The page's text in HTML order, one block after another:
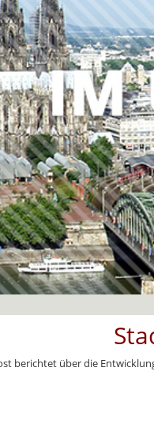
berichtet über die